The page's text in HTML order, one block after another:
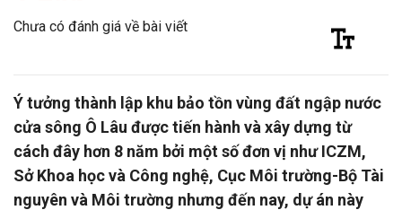
Chưa có đánh giá về bài viết
Ý tưởng thành lập khu bảo tồn vùng đất ngập nước
cửa sông Ô Lâu được tiến hành và xây dựng từ
cách đây hơn 8 năm bởi một số đơn vị như ICZM,
Sở Khoa học và Công nghệ, Cục Môi trường-Bộ Tài
nguyên và Môi trường nhưng đến nay, dự án này